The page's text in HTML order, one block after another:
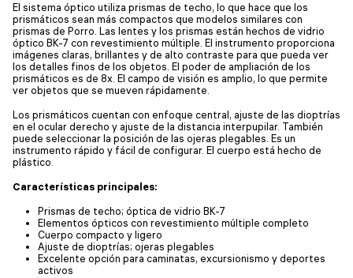
El sistema óptico utiliza prismas de techo, lo que hace que los
prismáticos sean más compactos que modelos similares con
prismas de Porro. Las lentes y los prismas están hechos de vidrio
óptico BK-7 con revestimiento múltiple. El instrumento proporciona
imágenes claras, brillantes y de alto contraste para que pueda ver
los detalles finos de los objetos. El poder de ampliación de los
prismáticos es de 8x. El campo de visión es amplio, lo que permite
ver objetos que se mueven rápidamente.
Los prismáticos cuentan con enfoque central, ajuste de las dioptrías
en el ocular derecho y ajuste de la distancia interpupilar. También
puede seleccionar la posición de las ojeras plegables. Es un
instrumento rápido y fácil de configurar. El cuerpo está hecho de
plástico.
Características principales:
Prismas de techo; óptica de vidrio BK-7
Elementos ópticos con revestimiento múltiple completo
Cuerpo compacto y ligero
Ajuste de dioptrías; ojeras plegables
Excelente opción para caminatas, excursionismo y deportes
activos